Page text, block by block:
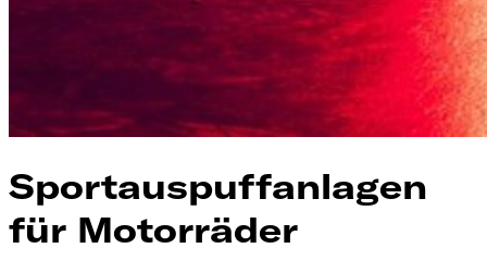
Sportauspuffanlagen
für Motorräder